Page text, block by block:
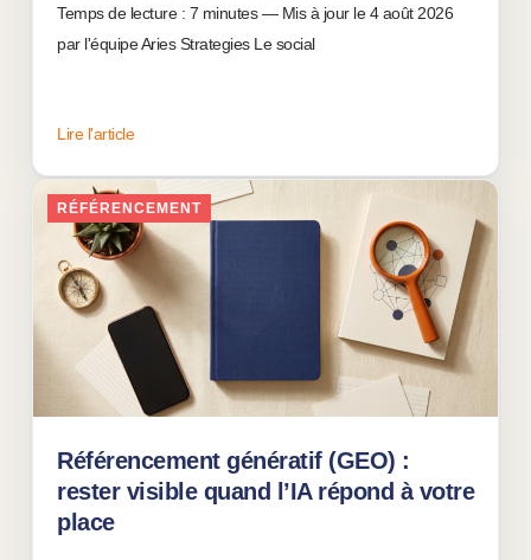
Temps de lecture : 7 minutes — Mis à jour le 4 août 2026
par l'équipe Aries Strategies Le social
Lire l'article
RÉFÉRENCEMENT
Référencement génératif (GEO) :
rester visible quand l’IA répond à votre
place